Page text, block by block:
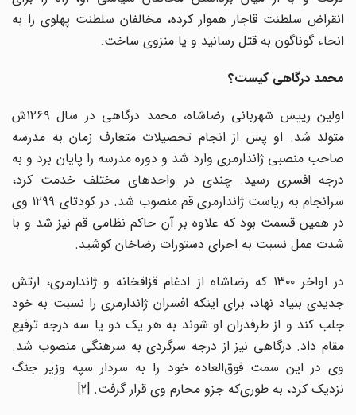
انقراض سلطنت قاجار هموار کرده، مخالفان سلطنت پهلوی را به
انحاء گوناگون به قتل رسانید و یا منزوی ساخت.
محمد درگاهی کیست؟
اولین رییس شهربانی رضاشاه، محمد درگاهی در سال ۱۲۶۹ش
متولد شد. او پس از انجام تحصیلات متعارف زمان به مدرسه
صاحب منصبی ژاندارمری وارد شد و دوره مدرسه را پایان برد و به
درجه افسری رسید. چندی در واحدهای مختلف خدمت کرد،
سرانجام به ریاست ژاندارمری قم منصوب شد. در کودتای ۱۲۹۹ وی
در همین قسمت بود که علاوه بر آن حاکم نظامی‌ قم نیز شد و با
شدت عمل نسبت به اجرای دستورات رضاخان کوشید.
در اواخر ۱۳۰۰ که رضاشاه از ادغام قزاقخانه و ژاندارمری، ارتش
جدیدی بنیاد نهاد، برای اینکه افسران ژاندارمری را نسبت به خود
جلب کند و از طرفدران او شوند به هر یک دو یا سه درجه ترفیع
مقام داد. درگاهی نیز از درجه سرگردی به سرهنگی منصوب شد.
وی در این سمت فوق‌العاده خود را به سردار سپه وزیر جنگ
نزدیک کرد، به طوری‌که جزو محارم وی قرار گرفت. [2]